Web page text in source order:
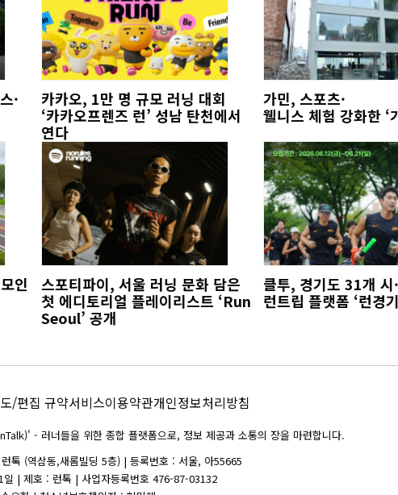
·
카카오, 1만 명 규모 러닝 대회
‘카카오프렌즈 런’ 성남 탄천에서
연다
가민, 스포츠·
웰니스 체험 강화한 ‘
인
스포티파이, 서울 러닝 문화 담은
첫 에디토리얼 플레이리스트 ‘Run
Seoul’ 공개
클투, 경기도 31개 시
런트립 플랫폼 ‘런경
/편집 규약서비스이용약관개인정보처리방침
- 러너들을 위한 종합 플랫폼으로, 정보 제공과 소통의 장을 마련합니다.
톡 (역삼동,새롬빌딩 5층) | 등록번호 : 서울, 아55665
| 제호 : 런톡 | 사업자등록번호 476-87-03132